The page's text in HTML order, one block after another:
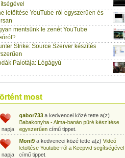
letöltése YouTube-ról egyszerűen és
mentsünk le zenét YouTube
Strike: Source Szerver készítés
Palotája: Légágyú
most
napja
gabor733
a kedvencei közé tette a(z)
Leopárdgekkó-etetés egyszerű csipesszel
című tippet.
napja
Hogyan készítsünk tojáslevest?című tippet.
napja
gabor733a kedvencei közé tette a(z)
Hogyan készítsünk fűszeres-paradicsomos
pennét?című tippet.
napja
Babakonyha - Almaszósz készítése 6
hónapos kortólcímű tippet.
napja
gabor733a kedvencei közé tette a(z)
Babakonyha - Alma-banán püré készítése
egyszerűencímű tippet.
napja
Moni9a kedvencei közé tette a(z) Videó
letöltése Youtube-ról a Keepvid segítségével
című tippet.